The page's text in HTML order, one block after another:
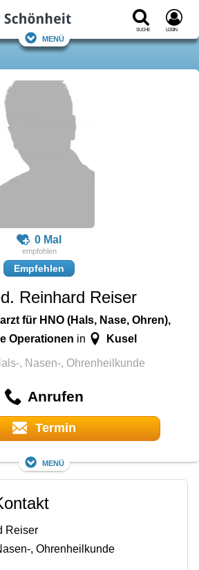
Suche Login
Menü
0 Mal
Empfehlen
Reinhard Reiser
für HNO (Hals, Nase, Ohren),
Operationen in Kusel
, Nasen-, Ohrenheilkunde
Anrufen
Termin
Menü
Reiser
, Ohrenheilkunde